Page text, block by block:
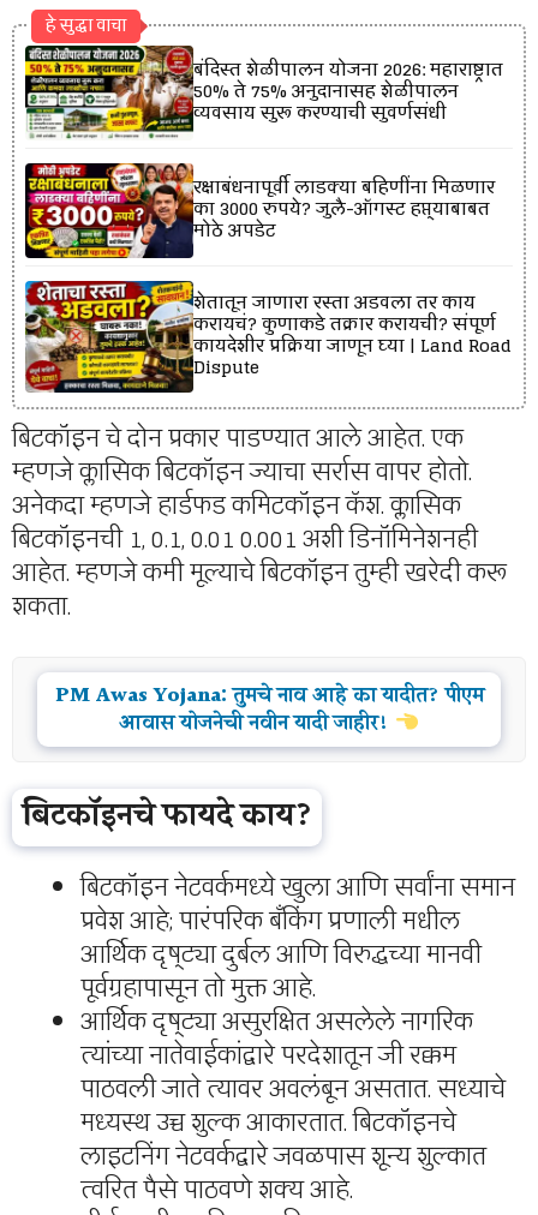
हे सुद्धा वाचा
बंदिस्त शेळीपालन योजना 2026: महाराष्ट्रात
50% ते 75% अनुदानासह शेळीपालन
व्यवसाय सुरू करण्याची सुवर्णसंधी
रक्षाबंधनापूर्वी लाडक्या बहिणींना मिळणार
का 3000 रुपये? जुलै-ऑगस्ट हप्त्याबाबत
मोठे अपडेट
शेतातून जाणारा रस्ता अडवला तर काय
करायचं? कुणाकडे तक्रार करायची? संपूर्ण
कायदेशीर प्रक्रिया जाणून घ्या | Land Road
Dispute
बिटकॉइन चे दोन प्रकार पाडण्यात आले आहेत. एक
म्हणजे क्लासिक बिटकॉइन ज्याचा सर्रास वापर होतो.
अनेकदा म्हणजे हार्डफड कमिटकॉइन कॅश. क्लासिक
बिटकॉइनची 1, 0.1, 0.01 0.001 अशी डिनॉमिनेशनही
आहेत. म्हणजे कमी मूल्याचे बिटकॉइन तुम्ही खरेदी करू
शकता.
PM Awas Yojana: तुमचे नाव आहे का यादीत? पीएम
आवास योजनेची नवीन यादी जाहीर!
बिटकॉइनचे फायदे काय?
बिटकॉइन नेटवर्कमध्ये खुला आणि सर्वांना समान
प्रवेश आहे; पारंपरिक बँकिंग प्रणाली मधील
आर्थिक दृष्ट्या दुर्बल आणि विरुद्धच्या मानवी
पूर्वग्रहापासून तो मुक्त आहे.
आर्थिक दृष्ट्या असुरक्षित असलेले नागरिक
त्यांच्या नातेवाईकांद्वारे परदेशातून जी रक्कम
पाठवली जाते त्यावर अवलंबून असतात. सध्याचे
मध्यस्थ उच्च शुल्क आकारतात. बिटकॉइनचे
लाइटनिंग नेटवर्कद्वारे जवळपास शून्य शुल्कात
त्वरित पैसे पाठवणे शक्य आहे.